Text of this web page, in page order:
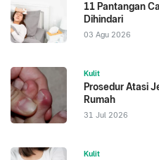
11 Pantangan
Dihindari
03 Agu 2026
Kulit
Prosedur Atasi
Rumah
31 Jul 2026
Kulit